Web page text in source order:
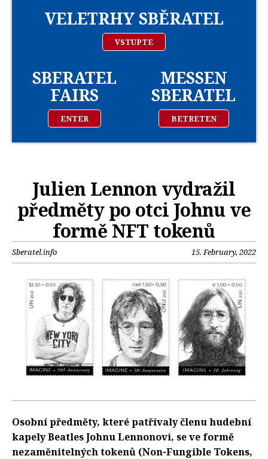
VELETRHY SBĚRATEL
VSTUPTE
SBERATEL
FAIRS
ENTER
MESSEN
SBERATEL
BETRETEN
Julien Lennon vydražil
předměty po otci Johnu ve
formě NFT tokenů
Sberatel.info 15. February, 2022
Osobní předměty, které patřívaly členu hudební
kapely Beatles Johnu Lennonovi, se ve formě
nezaměnitelných tokenů (Non-Fungible Tokens,